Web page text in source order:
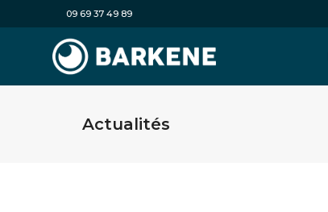
09 69 37 49 89
Actualités